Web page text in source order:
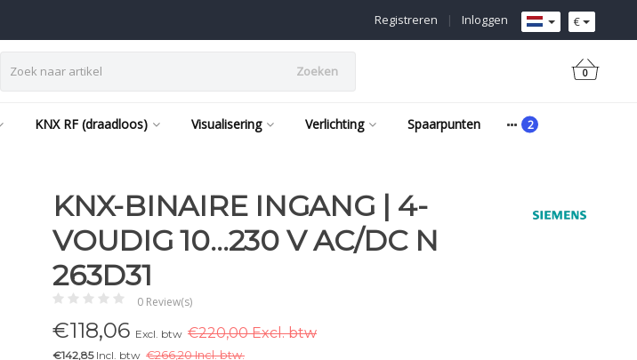
€
Inloggen
|
Registreren
Zoeken 0
KNX RF (draadloos) Visualisering Verlichting Spaarpunten
KNX-BINAIRE INGANG | 4-
VOUDIG 10…230 V AC/DC N
263D31
0 Review(s)
€118,06 Excl. btw €220,00 Excl. btw
€142,85Incl. btw €266,20 Incl. btw.